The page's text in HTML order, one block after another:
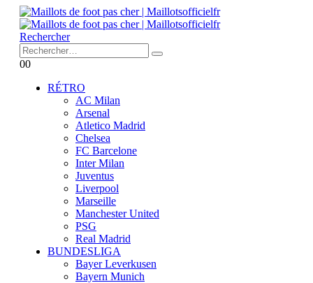
Rechercher
00
RÉTRO
AC Milan
Arsenal
Atletico Madrid
Chelsea
FC Barcelone
Inter Milan
Juventus
Liverpool
Marseille
Manchester United
PSG
Real Madrid
BUNDESLIGA
Bayer Leverkusen
Bayern Munich